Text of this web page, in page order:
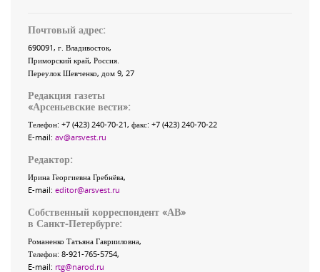
Почтовый адрес:
690091, г. Владивосток,
Приморский край, Россия
Переулок Шевченко, дом 9, 27
Редакция газеты
«Арсеньевские вести»:
Телефон: +7 (423) 240-70-21, факс: +7 (423) 240-70-22
E-mail: av@arsvest.ru
Редактор:
Ирина Георгиевна Гребнёва,
E-mail: editor@arsvest.ru
Собственный корреспондент «АВ»
в Санкт-Петербурге:
Романенко Татьяна Гаврииловна,
Телефон: 8-921-765-5754,
E-mail: rtg@narod.ru